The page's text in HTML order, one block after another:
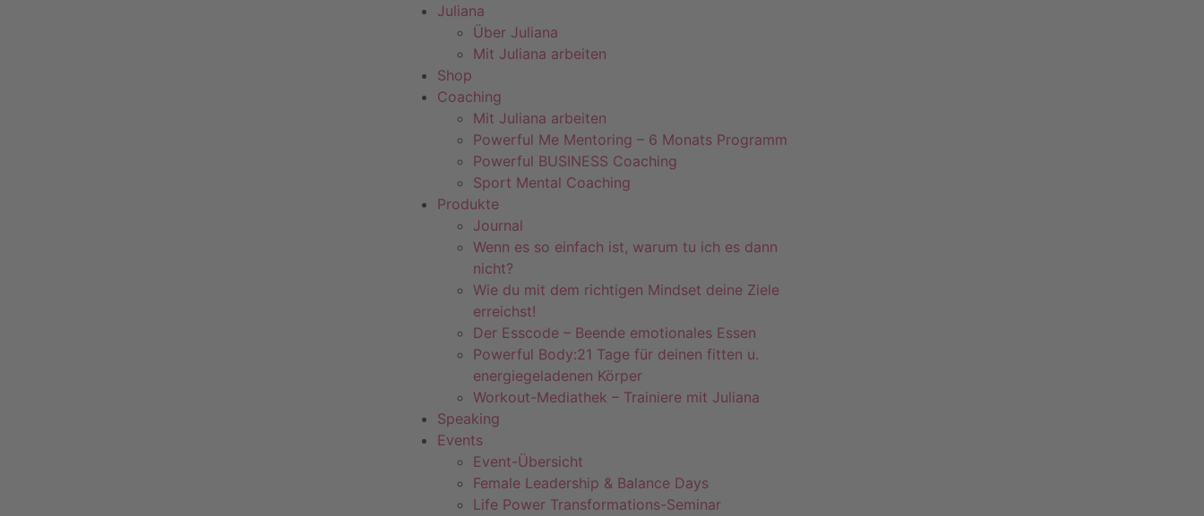
Juliana
Über Juliana
Mit Juliana arbeiten
Shop
Coaching
Mit Juliana arbeiten
Powerful Me Mentoring – 6 Monats Programm
Powerful BUSINESS Coaching
Sport Mental Coaching
Produkte
Journal
Wenn es so einfach ist, warum tu ich es dann
nicht?
Wie du mit dem richtigen Mindset deine Ziele
erreichst!
Der Esscode – Beende emotionales Essen
Powerful Body:21 Tage für deinen fitten u.
energiegeladenen Körper
Workout-Mediathek – Trainiere mit Juliana
Speaking
Events
Event-Übersicht
Female Leadership & Balance Days
Life Power Transformations-Seminar